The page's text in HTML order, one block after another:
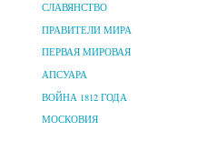
СЛАВЯНСТВО
ПРАВИТЕЛИ МИРА
ПЕРВАЯ МИРОВАЯ
АПСУАРА
ВОЙНА 1812 ГОДА
МОСКОВИЯ